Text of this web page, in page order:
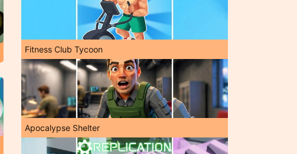
Fitness Club Tycoon
Apocalypse Shelter